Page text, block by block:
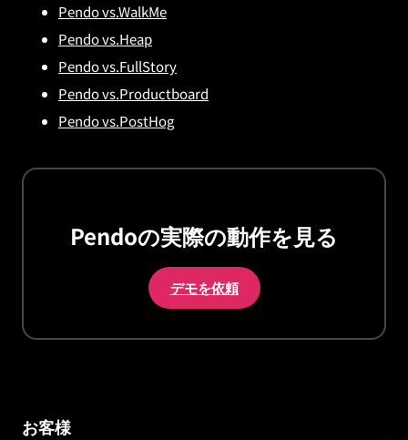
Pendo vs.WalkMe
Pendo vs.Heap
Pendo vs.FullStory
Pendo vs.Productboard
Pendo vs.PostHog
Pendoの実際の動作を見る
デモを依頼
お客様